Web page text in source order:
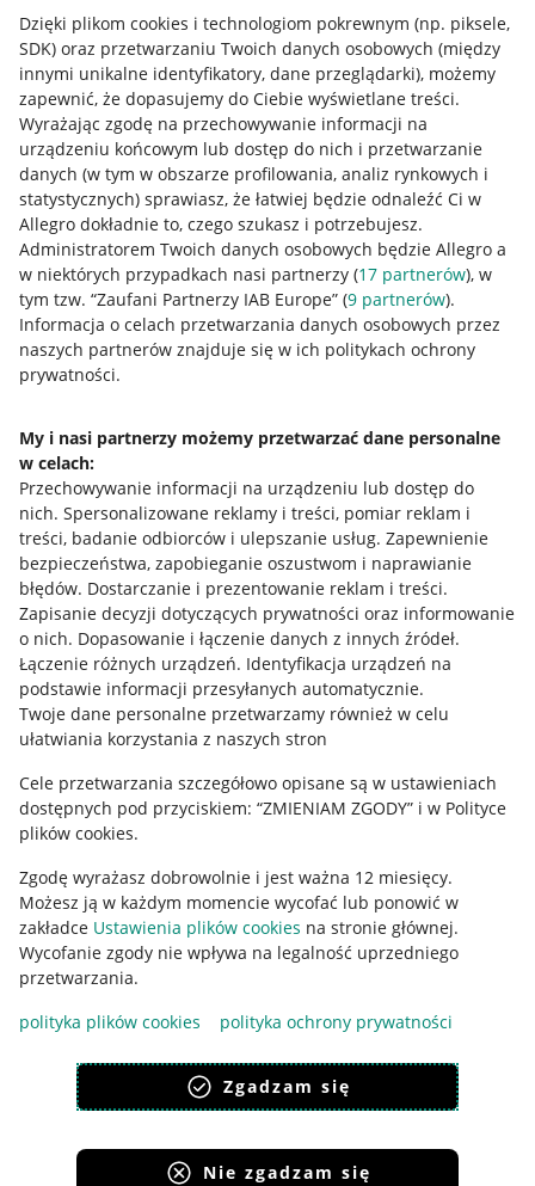
Dzięki plikom cookies i technologiom pokrewnym (np. piksele,
SDK) oraz przetwarzaniu Twoich danych osobowych (między
innymi unikalne identyfikatory, dane przeglądarki), możemy
zapewnić, że dopasujemy do Ciebie wyświetlane treści.
Wyrażając zgodę na przechowywanie informacji na
urządzeniu końcowym lub dostęp do nich i przetwarzanie
danych (w tym w obszarze profilowania, analiz rynkowych i
statystycznych) sprawiasz, że łatwiej będzie odnaleźć Ci w
Allegro dokładnie to, czego szukasz i potrzebujesz.
Administratorem Twoich danych osobowych będzie Allegro a
w niektórych przypadkach nasi partnerzy (17 partnerów), w
tym tzw. “Zaufani Partnerzy IAB Europe” (9 partnerów).
Informacja o celach przetwarzania danych osobowych przez
naszych partnerów znajduje się w ich politykach ochrony
prywatności.
My i nasi partnerzy możemy przetwarzać dane personalne
w celach:
Przechowywanie informacji na urządzeniu lub dostęp do
nich. Spersonalizowane reklamy i treści, pomiar reklam i
treści, badanie odbiorców i ulepszanie usług. Zapewnienie
bezpieczeństwa, zapobieganie oszustwom i naprawianie
błędów. Dostarczanie i prezentowanie reklam i treści.
Zapisanie decyzji dotyczących prywatności oraz informowanie
o nich. Dopasowanie i łączenie danych z innych źródeł.
Łączenie różnych urządzeń. Identyfikacja urządzeń na
podstawie informacji przesyłanych automatycznie.
Twoje dane personalne przetwarzamy również w celu
ułatwiania korzystania z naszych stron
Cele przetwarzania szczegółowo opisane są w ustawieniach
dostępnych pod przyciskiem: “ZMIENIAM ZGODY” i w Polityce
plików cookies.
Zgodę wyrażasz dobrowolnie i jest ważna 12 miesięcy.
Możesz ją w każdym momencie wycofać lub ponowić w
zakładce Ustawienia plików cookies na stronie głównej.
Wycofanie zgody nie wpływa na legalność uprzedniego
przetwarzania.
polityka plików cookies
polityka ochrony prywatności
Zgadzam się
Nie zgadzam się
Przydatne informacje
Jak to działa
Allegro Gadane dla sprzedających
Allegro Gadane dla kupujących
Mapa miejscowości
Informacje prawne
Regulamin
Polityka plików "cookies"
Ustawienia plików "cookies"
Udostępnianie lokalizacji
Informacje dla Aktu o Usługach Cyfrowych
Pobierz aplikację